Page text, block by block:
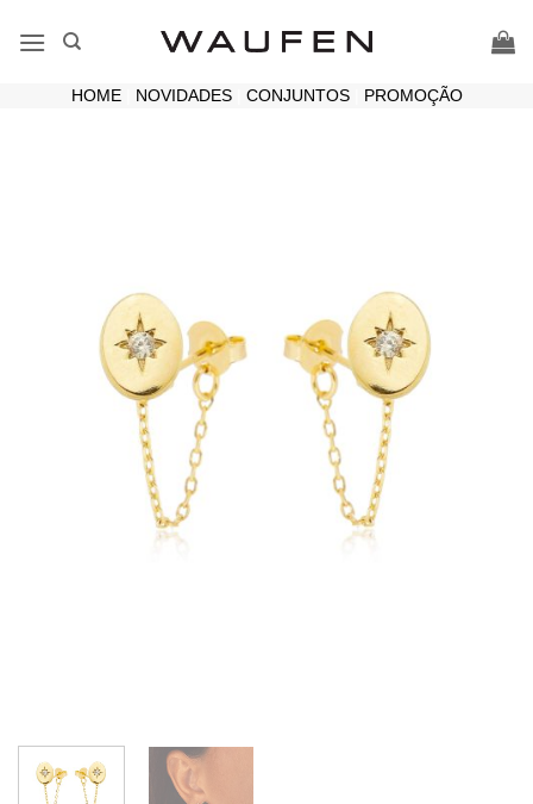
HOME| NOVIDADES| CONJUNTOS| PROMOÇÃO